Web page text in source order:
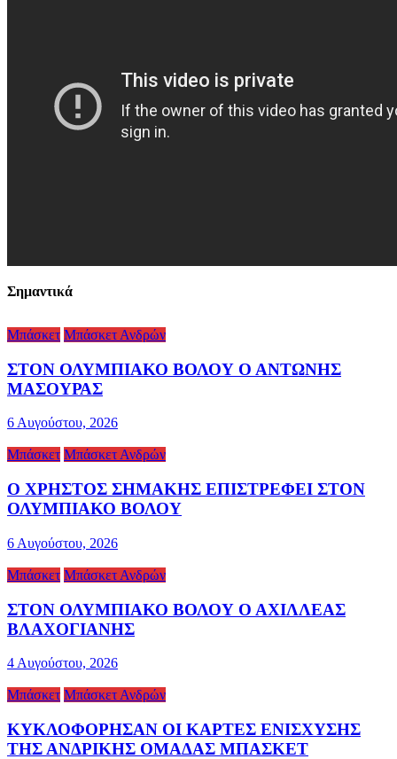
Σημαντικά
Μπάσκετ Μπάσκετ Ανδρών
ΣΤΟΝ ΟΛΥΜΠΙΑΚΟ ΒΟΛΟΥ Ο ΑΝΤΩΝΗΣ
ΜΑΣΟΥΡΑΣ
6 Αυγούστου, 2026
Μπάσκετ Μπάσκετ Ανδρών
Ο ΧΡΗΣΤΟΣ ΣΗΜΑΚΗΣ ΕΠΙΣΤΡΕΦΕΙ ΣΤΟΝ
ΟΛΥΜΠΙΑΚΟ ΒΟΛΟΥ
6 Αυγούστου, 2026
Μπάσκετ Μπάσκετ Ανδρών
ΣΤΟΝ ΟΛΥΜΠΙΑΚΟ ΒΟΛΟΥ Ο ΑΧΙΛΛΕΑΣ
ΒΛΑΧΟΓΙΑΝΗΣ
4 Αυγούστου, 2026
Μπάσκετ Μπάσκετ Ανδρών
ΚΥΚΛΟΦΟΡΗΣΑΝ ΟΙ ΚΑΡΤΕΣ ΕΝΙΣΧΥΣΗΣ
ΤΗΣ ΑΝΔΡΙΚΗΣ ΟΜΑΔΑΣ ΜΠΑΣΚΕΤ